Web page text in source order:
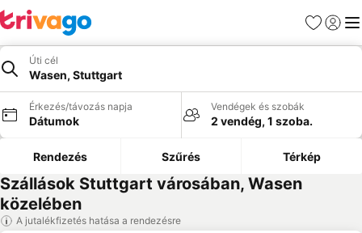
Kedvencek
Úti cél
Wasen, Stuttgart
Érkezés/távozás napja
Dátumok
Vendégek és szobák
2 vendég, 1 szoba.
Rendezés Szűrés Térkép
Szállások Stuttgart városában, Wasen
közelében
A jutalékfizetés hatása a rendezésre